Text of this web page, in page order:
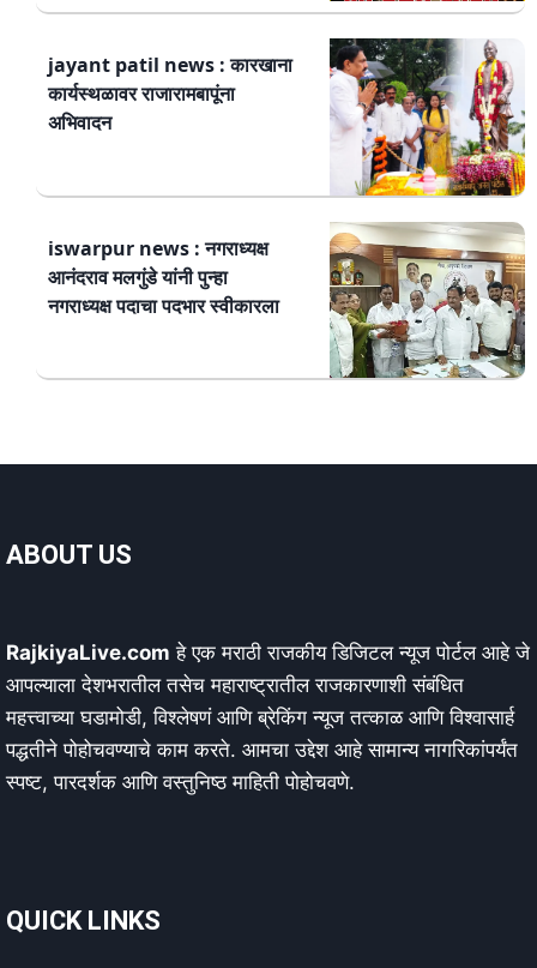
jayant patil news : कारखाना
कार्यस्थळावर राजारामबापूंना
अभिवादन
iswarpur news : नगराध्यक्ष
आनंदराव मलगुंडे यांनी पुन्हा
नगराध्यक्ष पदाचा पदभार स्वीकारला
ABOUT US
RajkiyaLive.com हे एक मराठी राजकीय डिजिटल न्यूज पोर्टल आहे जे
आपल्याला देशभरातील तसेच महाराष्ट्रातील राजकारणाशी संबंधित
महत्त्वाच्या घडामोडी, विश्लेषणं आणि ब्रेकिंग न्यूज तत्काळ आणि विश्वासार्ह
पद्धतीने पोहोचवण्याचे काम करते. आमचा उद्देश आहे सामान्य नागरिकांपर्यंत
स्पष्ट, पारदर्शक आणि वस्तुनिष्ठ माहिती पोहोचवणे.
QUICK LINKS